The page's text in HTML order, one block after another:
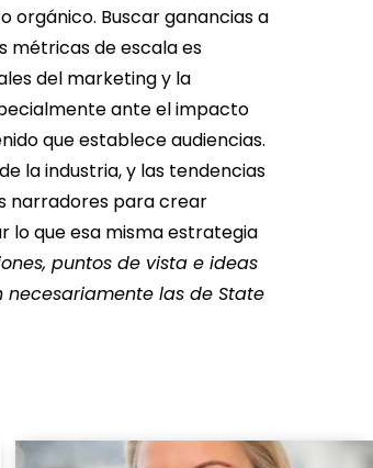
orgánico. Buscar ganancias a
métricas de escala es
del marketing y la
ante el impacto
que establece audiencias.
la industria, y las tendencias
narradores para crear
lo que esa misma estrategia
puntos de vista e ideas
las de State